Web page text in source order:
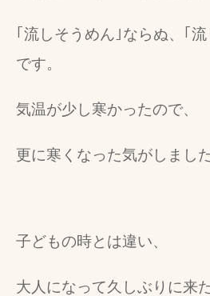
｢流しそうめん｣ならぬ、｢
です。
気温が少し寒かったので、
更に寒くなった気がしました
子どもの時とは違い、
大人になって久しぶりに来